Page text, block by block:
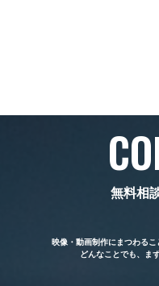
無料相
映像・動画制作にまつわるこ
どんなことでも、ま